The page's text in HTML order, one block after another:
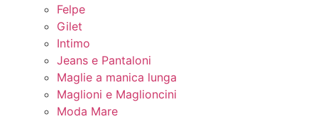
Felpe
Gilet
Intimo
Jeans e Pantaloni
Maglie a manica lunga
Maglioni e Maglioncini
Moda Mare